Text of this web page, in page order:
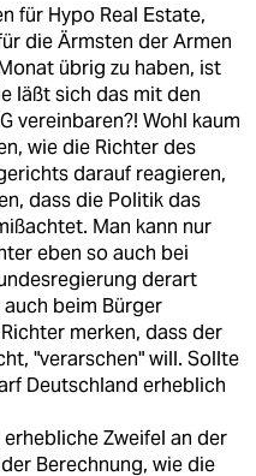
für Hypo Real Estate,
die Ärmsten der Armen
übrig zu haben, ist
läßt sich das mit den
vereinbaren?! Wohl kaum
wie die Richter des
darauf reagieren,
dass die Politik das
Man kann nur
eben so auch bei
derart
beim Bürger
merken, dass der
"verarschen" will. Sollte
Deutschland erheblich
Zweifel an der
Berechnung, wie die